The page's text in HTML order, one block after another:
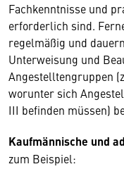
Fachkenntnisse und
erforderlich sind.
regelmäßig und
Unterweisung und
Angestelltengruppen
worunter sich
III befinden müssen)
Kaufmännische und
zum Beispiel: